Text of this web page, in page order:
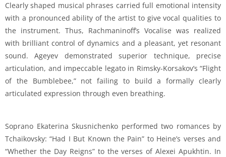
Clearly shaped musical phrases carried full emotional intensity
with a pronounced ability of the artist to give vocal qualities to
the instrument. Thus, Rachmaninoff’s Vocalise was realized
with brilliant control of dynamics and a pleasant, yet resonant
sound. Ageyev demonstrated superior technique, precise
articulation, and impeccable legato in Rimsky-Korsakov’s “Flight
of the Bumblebee,” not failing to build a formally clearly
articulated expression through even breathing.
Soprano Ekaterina Skusnichenko performed two romances by
Tchaikovsky: “Had I But Known the Pain” to Heine’s verses and
“Whether the Day Reigns” to the verses of Alexei Apukhtin. In